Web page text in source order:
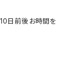
日前後お時間を